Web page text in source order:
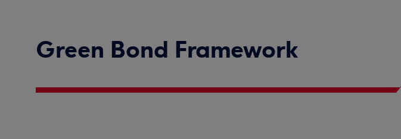
Green Bond Framework